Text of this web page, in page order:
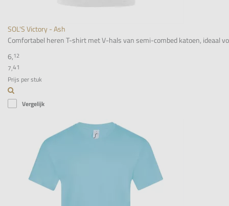
SOL'S Victory - Ash
Comfortabel heren T-shirt met V-hals van semi-combed katoen, ideaal
6,12
7,41
Prijs per stuk
Vergelijk